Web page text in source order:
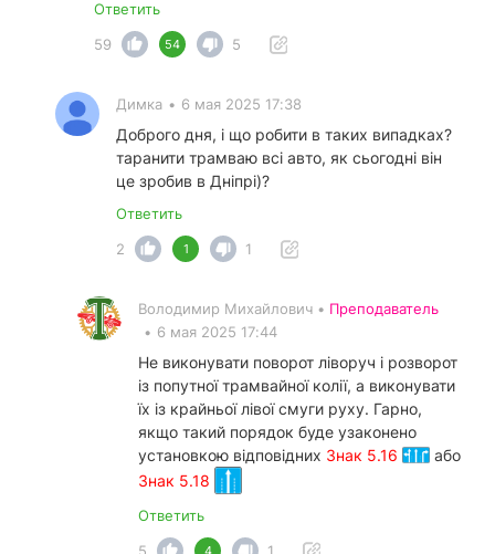
Ответить
59
54 5
Димка • 6 мая 2025 17:38
Доброго дня, і що робити в таких випадках?
таранити трамваю всі авто, як сьогодні він
це зробив в Дніпрі)?
Ответить
2
1 1
Володимир Михайлович • Преподаватель
• 6 мая 2025 17:44
Не виконувати поворот ліворуч і розворот
із попутної трамвайної колії, а виконувати
їх із крайньої лівої смуги руху. Гарно,
якщо такий порядок буде узаконено
установкою відповідних Знак 5.16
або
Знак 5.18
Ответить
4